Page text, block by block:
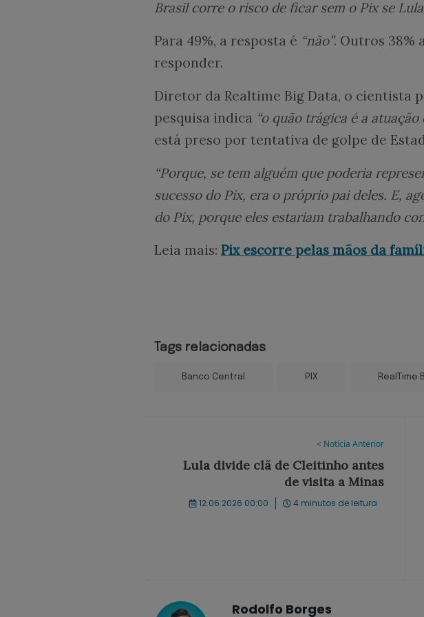
Brasil corre o risco de ficar sem o Pix se
Para 49%, a resposta é “não”. Outros 38%
responder.
Diretor da Realtime Big Data, o cientista
pesquisa indica “o quão trágica é a
está preso por tentativa de golpe de
“Porque, se tem alguém que poderia
sucesso do Pix, era o próprio pai deles. E,
do Pix, porque eles estariam trabalhando
Leia mais: Pix escorre pelas mãos da
Tags relacionadas
Banco Central PIX RealTime
< Notícia Anterior
Lula divide clã de Cleitinho antes
de visita a Minas
12.06.2026 00:00 4 minutos de leitura
Rodolfo Borges